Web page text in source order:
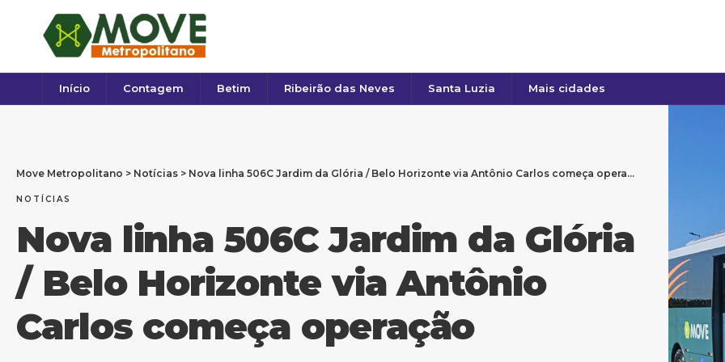
Início Contagem Betim Ribeirão das Neves Santa Luzia Mais cidades
Move Metropolitano > Notícias > Nova linha 506C Jardim da Glória / Belo Horizonte via Antônio Carlos começa operação
NOTÍCIAS
Nova linha 506C Jardim da Glória
/ Belo Horizonte via Antônio
Carlos começa operação